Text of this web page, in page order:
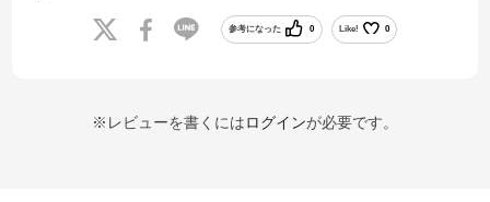
参考になった 0 Like! 0
※レビューを書くにはログインが必要です。